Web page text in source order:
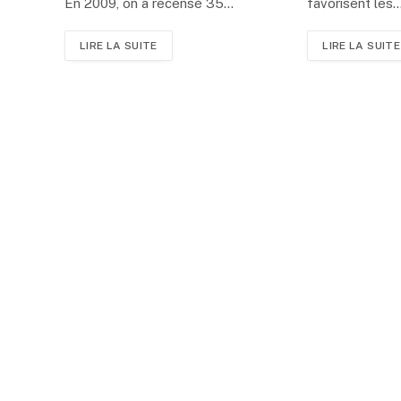
En 2009, on a recensé 35…
LIRE LA SUITE
favorisent
LIRE LA SUITE